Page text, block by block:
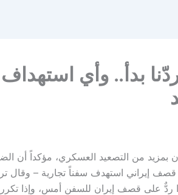
بدأ.. وأي استهداف
بمزيد من التصعيد العسكري، مؤكداً أن
قصف إيراني استهدف سفناً تجارية – وقال
على قصف إيران للسفن أمس، وإذا